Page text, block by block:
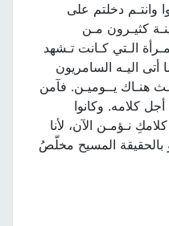
وانتـم دخلتم على
كثيـرون مـن
الـتي كـانت تـشهد
اليـه السامريون
هنـاك يــوميـن. فآمن
كلامه. وكانوا
نـؤمـن الآن، لأنا
المسيح مخلّصُ